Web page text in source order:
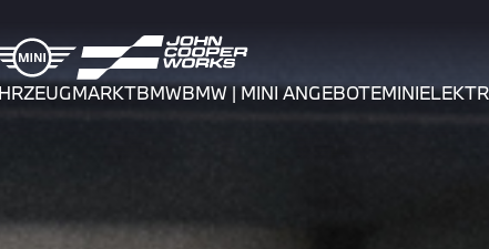
BMWBMW | MINI ANGEBOTEMINI